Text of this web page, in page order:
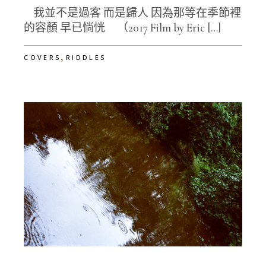
我並不是過客 而是歸人 因為那等在季節裡
的容顏 早已惝恍 （2017 Film by Eric […]
COVERS ,RIDDLES